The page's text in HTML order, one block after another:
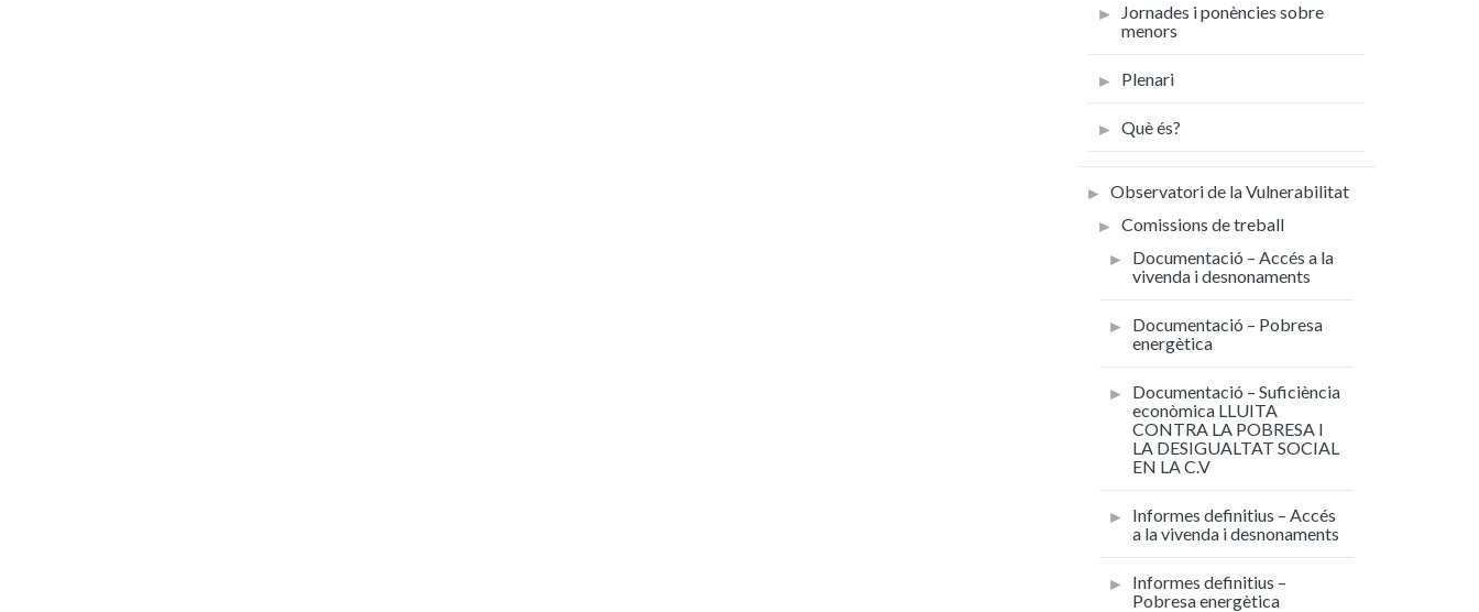
Jornades i ponències sobre
menors
Plenari
Què és?
Observatori de la Vulnerabilitat
Comissions de treball
Documentació – Accés a la
vivenda i desnonaments
Documentació – Pobresa
energètica
Documentació – Suficiència
econòmica LLUITA
CONTRA LA POBRESA I
LA DESIGUALTAT SOCIAL
EN LA C.V
Informes definitius – Accés
a la vivenda i desnonaments
Informes definitius –
Pobresa energètica